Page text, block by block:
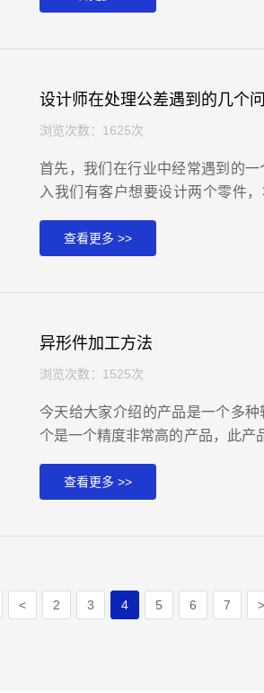
设计师在处理公差遇到的几个
浏览次数：1625次
首先，我们在行业中经常遇到的
入我们有客户想要设计两个零件
25mm，大多数情况下他们不能
查看更多 >>
异形件加工方法
浏览次数：1525次
今天给大家介绍的产品是一个多
个是一个精度非常高的产品，此产
M，同时该产品还有要求严格的6
查看更多 >>
< 2 3 4 5 6 7 >